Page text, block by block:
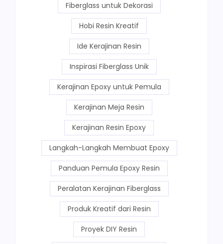
Fiberglass untuk Dekorasi
Hobi Resin Kreatif
Ide Kerajinan Resin
Inspirasi Fiberglass Unik
Kerajinan Epoxy untuk Pemula
Kerajinan Meja Resin
Kerajinan Resin Epoxy
Langkah-Langkah Membuat Epoxy
Panduan Pemula Epoxy Resin
Peralatan Kerajinan Fiberglass
Produk Kreatif dari Resin
Proyek DIY Resin